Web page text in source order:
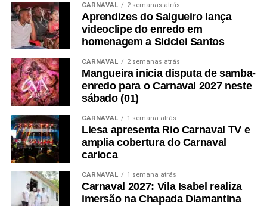
marcada por grandes apresentações e reconhecimentos,
a artista agora volta suas atenções para a agenda de
festas juninas, período em que promete levar ao público o
manifestações culturais mais tradicionais do país.
Com quase seis milhões de ouvintes mensais, Claudia
principais nomes do axé e da música popular brasileira.
CARNAVAL 2 semanas atrás
Aprendizes do Salgueiro lança
videoclipe do enredo em
homenagem a Sidclei Santos
CARNAVAL 2 semanas atrás
Mangueira inicia disputa de samba-
enredo para o Carnaval 2027 neste
sábado (01)
CARNAVAL 1 semana atrás
Liesa apresenta Rio Carnaval TV e
amplia cobertura do Carnaval
carioca
CARNAVAL 1 semana atrás
Carnaval 2027: Vila Isabel realiza
imersão na Chapada Diamantina